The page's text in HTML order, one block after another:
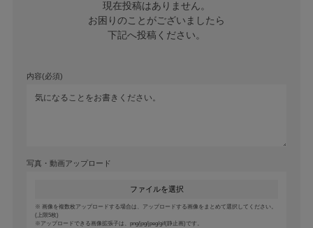
現在投稿はありません。
お困りのことがございましたら
下記へ投稿ください。
内容(必須)
写真・動画アップロード
ファイルを選択
画像を複数枚アップロードする場合は、アップロードする画像をまとめて選択してください。
(上限5枚)
アップロードできる画像拡張子は、png/jpg/jpeg/gif(静止画)です。